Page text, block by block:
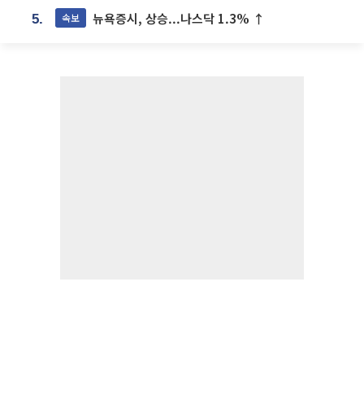
5. 속보 뉴욕증시, 상승...나스닥 1.3% ↑